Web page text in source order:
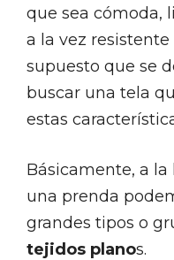
que sea cómoda,
a la vez
supuesto que se
buscar una tela
estas
Básicamente, a
una prenda
grandes tipos o
tejidos planos.